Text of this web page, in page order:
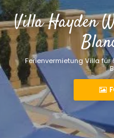
Villa Hayden
Ferienvermietung Villa für